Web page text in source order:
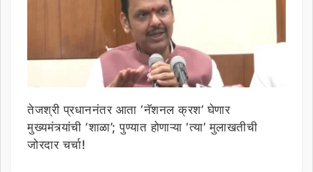
तेजश्री प्रधाननंतर आता ‘नॅशनल क्रश’ घेणार
मुख्यमंत्र्यांची ‘शाळा’; पुण्यात होणाऱ्या ‘त्या’ मुलाखतीची
जोरदार चर्चा!